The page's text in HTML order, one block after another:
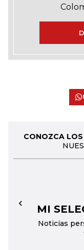
CONOZCA LOS
MI
Noticias
←